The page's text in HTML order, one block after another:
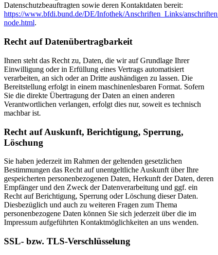
Datenschutzbeauftragten sowie deren Kontaktdaten bereit:
https://www.bfdi.bund.de/DE/Infothek/Anschriften_Links/
node.html.
Recht auf Datenübertragbarkeit
Ihnen steht das Recht zu, Daten, die wir auf Grundlage Ihrer
Einwilligung oder in Erfüllung eines Vertrags automatisiert
verarbeiten, an sich oder an Dritte aushändigen zu lassen. Die
Bereitstellung erfolgt in einem maschinenlesbaren Format. Sofern
Sie die direkte Übertragung der Daten an einen anderen
Verantwortlichen verlangen, erfolgt dies nur, soweit es technisch
machbar ist.
Recht auf Auskunft, Berichtigung, Sperrung,
Löschung
Sie haben jederzeit im Rahmen der geltenden gesetzlichen
Bestimmungen das Recht auf unentgeltliche Auskunft über Ihre
gespeicherten personenbezogenen Daten, Herkunft der Daten, deren
Empfänger und den Zweck der Datenverarbeitung und ggf. ein
Recht auf Berichtigung, Sperrung oder Löschung dieser Daten.
Diesbezüglich und auch zu weiteren Fragen zum Thema
personenbezogene Daten können Sie sich jederzeit über die im
Impressum aufgeführten Kontaktmöglichkeiten an uns wenden.
SSL- bzw. TLS-Verschlüsselung